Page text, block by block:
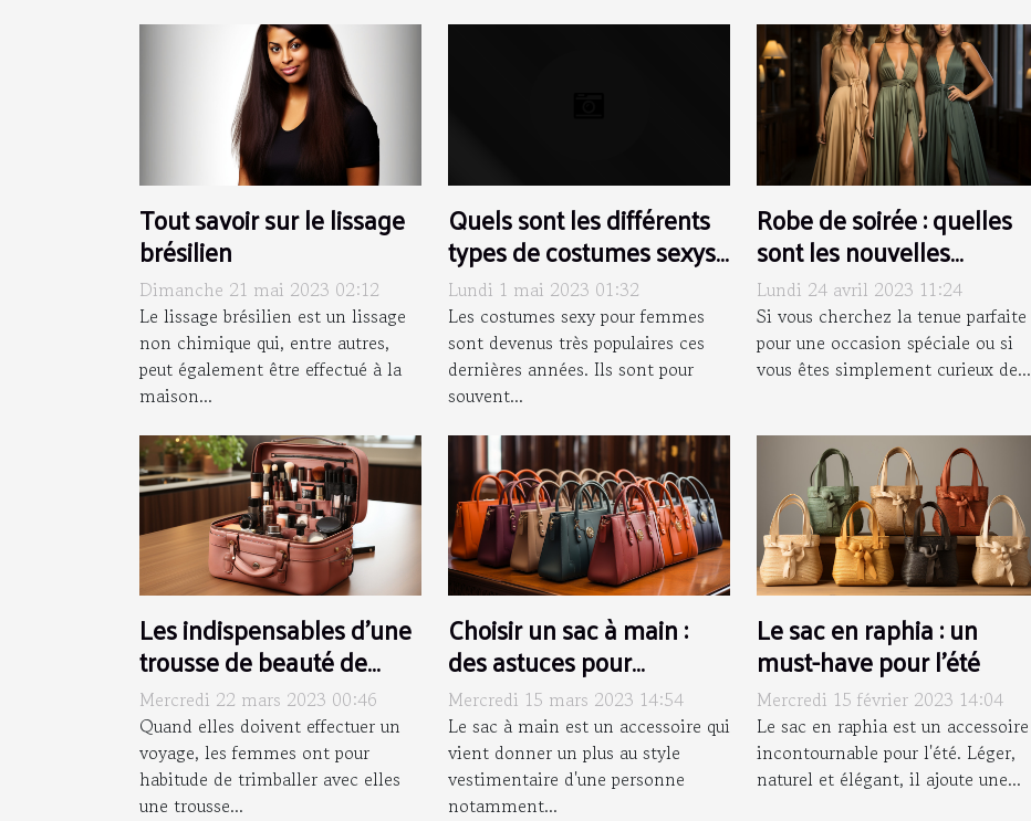
Tout savoir sur le lissage
brésilien
Dimanche 21 mai 2023 02:12
Le lissage brésilien est un lissage
non chimique qui, entre autres,
peut également être effectué à la
maison...
Quels sont les différents
types de costumes sexys
pour femme disponibles
sur le marché ?
Lundi 1 mai 2023 01:32
Les costumes sexy pour femmes
sont devenus très populaires ces
dernières années. Ils sont pour
souvent...
Robe de soirée : quelles
sont les nouvelles
tendances ?
Lundi 24 avril 2023 11:24
Si vous cherchez la tenue parfaite
pour une occasion spéciale ou si
vous êtes simplement curieux de...
Les indispensables d’une
trousse de beauté de
femme
Mercredi 22 mars 2023 00:46
Quand elles doivent effectuer un
voyage, les femmes ont pour
habitude de trimballer avec elles
une trousse...
Choisir un sac à main :
des astuces pour
effectuer un choix réussi
Mercredi 15 mars 2023 14:54
Le sac à main est un accessoire qui
vient donner un plus au style
vestimentaire d'une personne
notamment...
Le sac en raphia : un
must-have pour l'été
Mercredi 15 février 2023 14:04
Le sac en raphia est un accessoire
incontournable pour l'été. Léger,
naturel et élégant, il ajoute une...